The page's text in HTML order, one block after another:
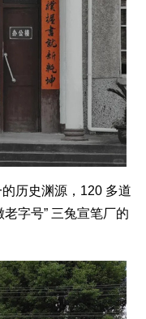
历史渊源，120 多道
字号” 三兔宣笔厂的